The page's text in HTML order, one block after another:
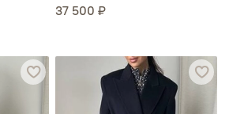
37 500 ₽